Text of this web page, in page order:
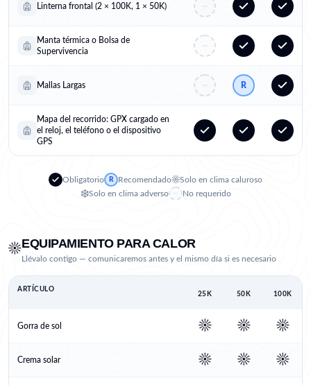
Linterna frontal (2 × 100K, 1 × 50K)
Manta térmica o Bolsa de
Supervivencia
Mallas Largas R
Mapa del recorrido: GPX cargado en
el reloj, el teléfono o el dispositivo
GPS
Obligatorio R Recomendado☀️Solo en clima caluroso
❄️Solo en clima adverso No requerido
☀️EQUIPAMIENTO PARA CALOR
Llévalo contigo — comunicaremos antes y el mismo día si es necesario
ARTÍCULO
25K 50K 100K
Gorra de sol ☀️ ☀️ ☀️
Crema solar ☀️ ☀️ ☀️